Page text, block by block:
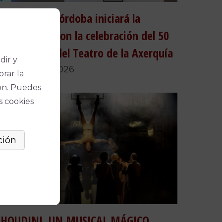
Teatros de Córdoba iniciará la
temporada con la celebración del 50
aniversario del Teatro de la Axerquía
24 de julio, 2026
y
la
Puedes
cookies